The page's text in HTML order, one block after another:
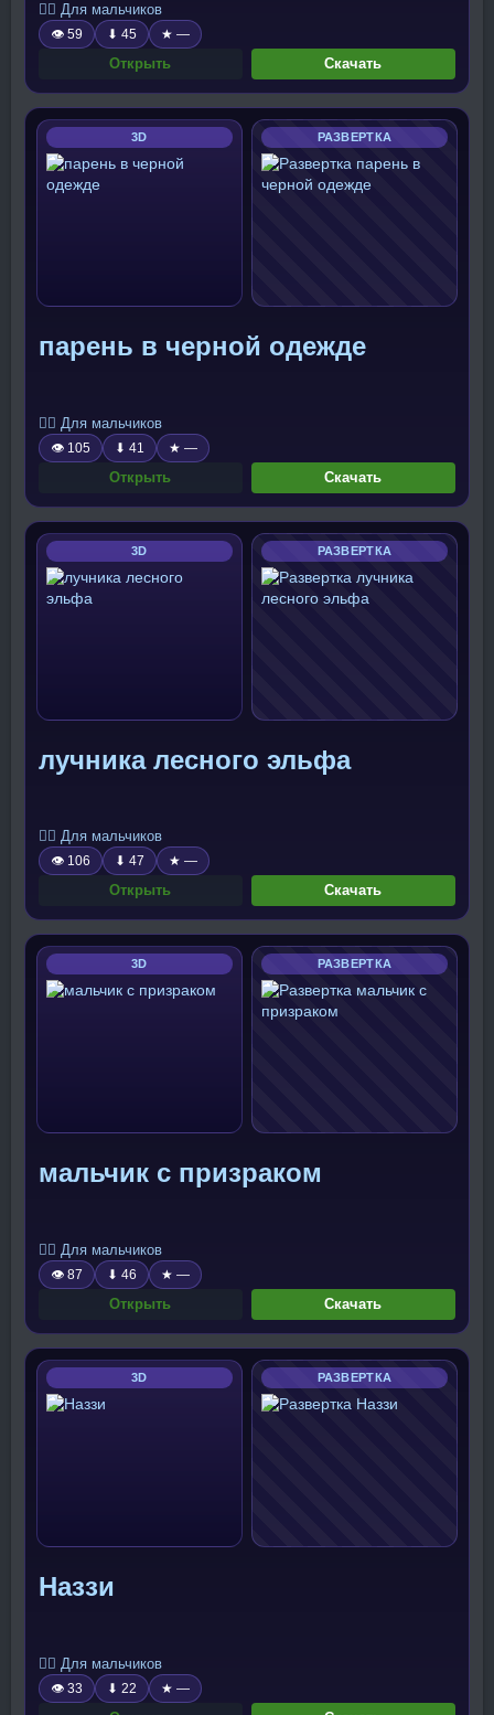
🧍‍♂️ Для мальчиков
👁 59 ⬇ 45 ★ —
Открыть Скачать
3D РАЗВЕРТКА
парень в черной одежде
🧍‍♂️ Для мальчиков
👁 105 ⬇ 41 ★ —
Открыть Скачать
3D РАЗВЕРТКА
лучника лесного эльфа
🧍‍♂️ Для мальчиков
👁 106 ⬇ 47 ★ —
Открыть Скачать
3D РАЗВЕРТКА
мальчик с призраком
🧍‍♂️ Для мальчиков
👁 87 ⬇ 46 ★ —
Открыть Скачать
3D РАЗВЕРТКА
Наззи
🧍‍♂️ Для мальчиков
👁 33 ⬇ 22 ★ —